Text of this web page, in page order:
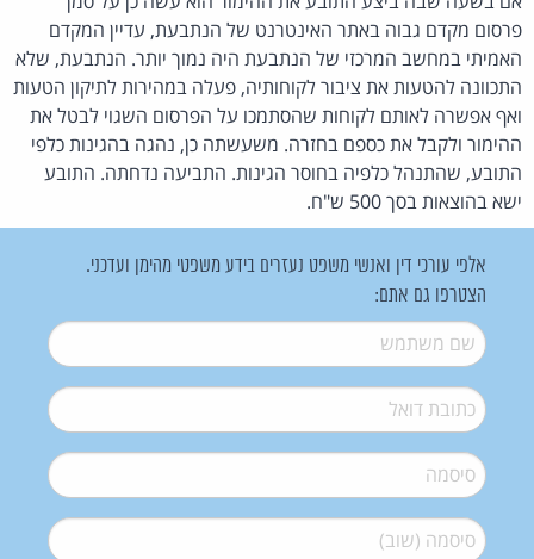
פרסום מקדם גבוה באתר האינטרנט של הנתבעת, עדיין המקדם
האמיתי במחשב המרכזי של הנתבעת היה נמוך יותר. הנתבעת, שלא
התכוונה להטעות את ציבור לקוחותיה, פעלה במהירות לתיקון הטעות
ואף אפשרה לאותם לקוחות שהסתמכו על הפרסום השגוי לבטל את
ההימור ולקבל את כספם בחזרה. משעשתה כן, נהגה בהגינות כלפי
התובע, שהתנהל כלפיה בחוסר הגינות. התביעה נדחתה. התובע
ישא בהוצאות בסך 500 ש"ח.
אלפי עורכי דין ואנשי משפט נעזרים בידע משפטי מהימן ועדכני.
הצטרפו גם אתם:
שם משתמש*
דואל*
סיסמה*
סיסמה (שוב)*